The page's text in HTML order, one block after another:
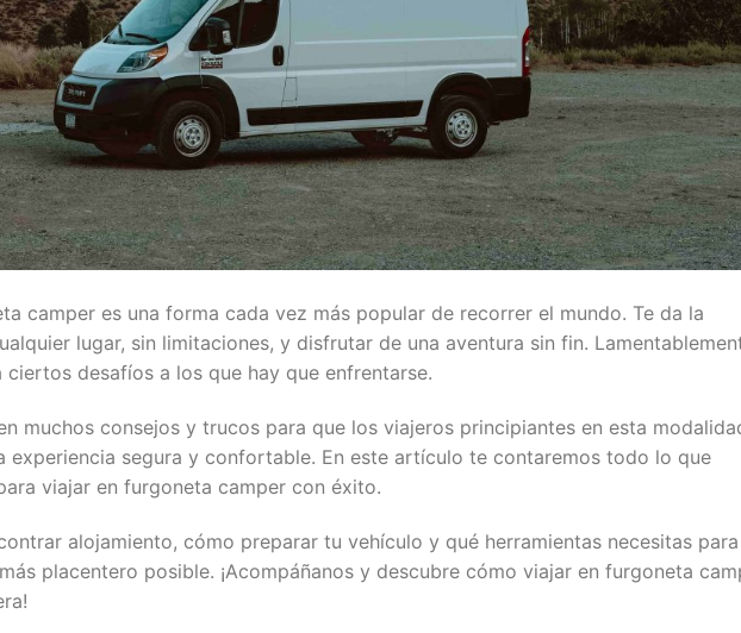
camper es una forma cada vez más popular de recorrer el mundo. Te da la
lugar, sin limitaciones, y disfrutar de una aventura sin fin.
ciertos desafíos a los que hay que enfrentarse.
muchos consejos y trucos para que los viajeros principiantes en esta
experiencia segura y confortable. En este artículo te contaremos todo lo que
viajar en furgoneta camper con éxito.
alojamiento, cómo preparar tu vehículo y qué herramientas necesitas para
placentero posible. ¡Acompáñanos y descubre cómo viajar en furgoneta